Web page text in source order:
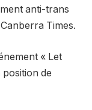
anti-trans
Times.
« Let
position de